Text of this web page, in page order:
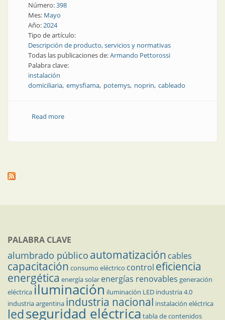
Número:398
Mes: Mayo
Año:2024
Tipo de artículo:
Descripción de producto, servicios y normativas
Todas las publicaciones de:Armando Pettorossi
Palabra clave:
instalación
domiciliaria emysfiama potemys noprin cableado
Read moreabout Instalaciones domiciliarias: cables y
PALABRA CLAVE
alumbrado público automatización cables
capacitación consumo eléctrico control eficiencia
energética energía solar energías renovables generación
eléctricailuminación iluminación LED industria 4.0
industria argentina industria nacional instalación eléctrica
ledseguridad eléctrica tabla de contenidos